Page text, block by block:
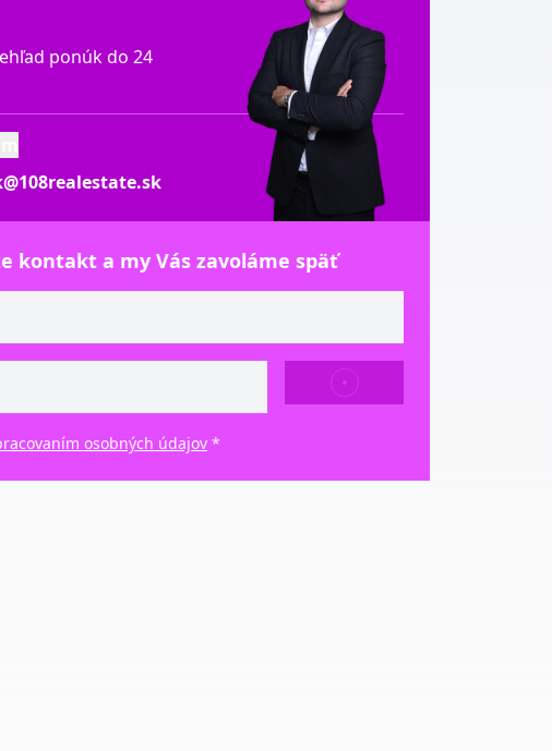
ponúk do 24
kontakt a my Vás zavoláme späť
ODOSLAŤ
osobných údajov *